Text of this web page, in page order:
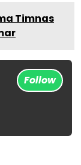
Timnas
Follow